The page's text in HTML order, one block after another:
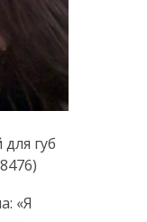
губ
«Я